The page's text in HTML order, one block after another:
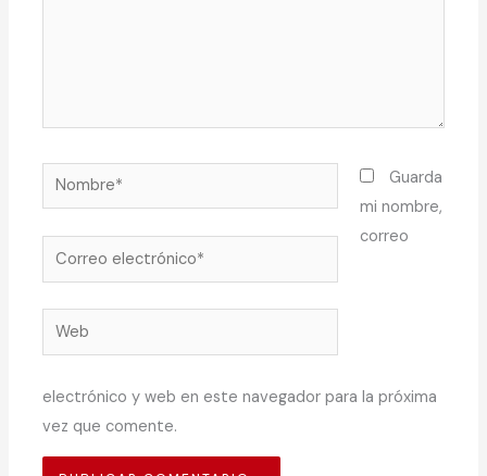
Nombre*
Correo
electrónico*
Web
Guarda
mi nombre,
correo
electrónico y web en este navegador para la próxima
vez que comente.